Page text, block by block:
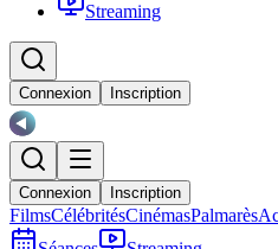
Streaming
Connexion Inscription
Connexion Inscription
FilmsCélébritésCinémasPalmarès